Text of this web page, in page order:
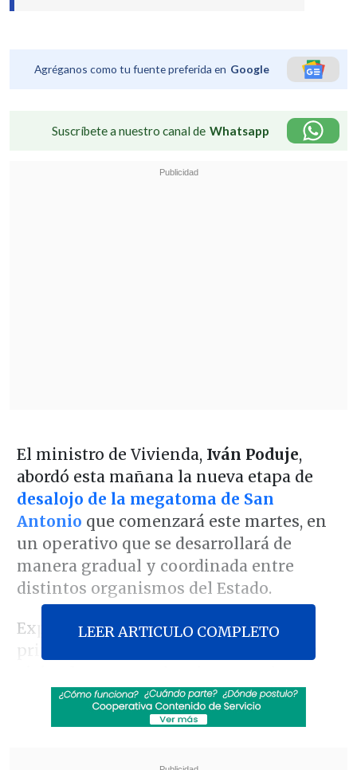
Agréganos como tu fuente preferida en Google
Suscríbete a nuestro canal de Whatsapp
El ministro de Vivienda, Iván Poduje,
abordó esta mañana la nueva etapa de
desalojo de la megatoma de San
Antonio que comenzará este martes, en
un operativo que se desarrollará de
manera gradual y coordinada entre
distintos organismos del Estado.
Explicó que su cartera tendrá como
principal función la
el desalojo, además de brindar
acompañamiento a mujeres y niños.
Delegación Presidencial y el Ministerio
LEER ARTICULO COMPLETO